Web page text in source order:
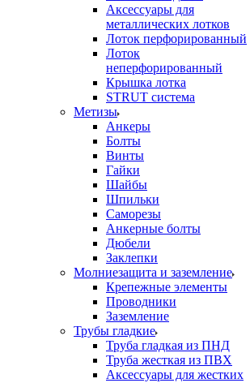
Аксессуары для
металлических лотков
Лоток перфорированный
Лоток
неперфорированный
Крышка лотка
STRUT система
Метизы
Анкеры
Болты
Винты
Гайки
Шайбы
Шпильки
Саморезы
Анкерные болты
Дюбели
Заклепки
Молниезащита и заземление
Крепежные элементы
Проводники
Заземление
Трубы гладкие
Труба гладкая из ПНД
Труба жесткая из ПВХ
Аксессуары для жестких